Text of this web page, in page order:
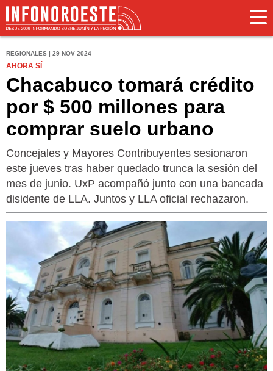
REGIONALES | 29 NOV 2024
AHORA SÍ
Chacabuco tomará crédito
por $ 500 millones para
comprar suelo urbano
Concejales y Mayores Contribuyentes sesionaron
este jueves tras haber quedado trunca la sesión del
mes de junio. UxP acompañó junto con una bancada
disidente de LLA. Juntos y LLA oficial rechazaron.